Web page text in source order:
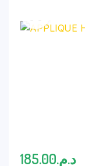
د.م.185.00